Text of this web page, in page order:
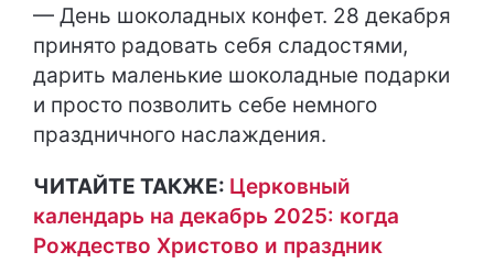
— День шоколадных конфет. 28 декабря
принято радовать себя сладостями,
дарить маленькие шоколадные подарки
и просто позволить себе немного
праздничного наслаждения.
ЧИТАЙТЕ ТАКЖЕ: Церковный
календарь на декабрь 2025: когда
Рождество Христово и праздник